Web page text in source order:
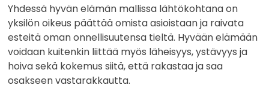
Yhdessä hyvän elämän mallissa lähtökohtana on
yksilön oikeus päättää omista asioistaan ja raivata
esteitä oman onnellisuutensa tieltä. Hyvään elämään
voidaan kuitenkin liittää myös läheisyys, ystävyys ja
hoiva sekä kokemus siitä, että rakastaa ja saa
osakseen vastarakkautta.